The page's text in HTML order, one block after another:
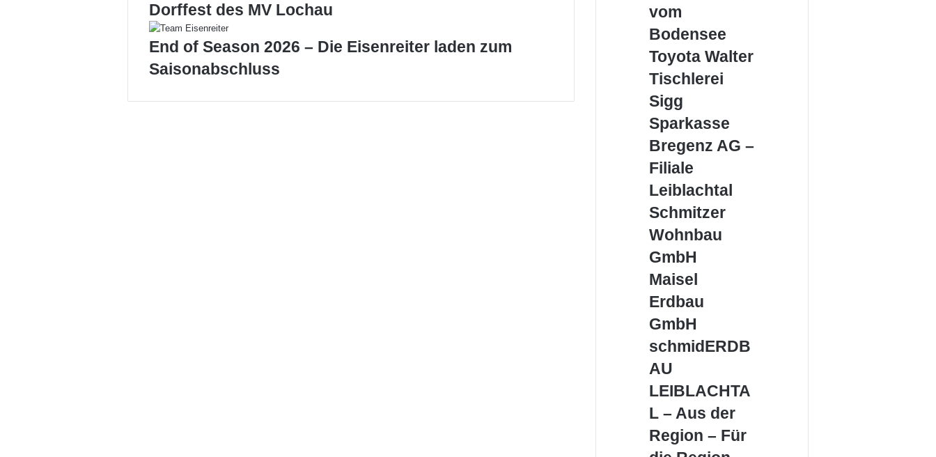
Dorffest des MV Lochau
End of Season 2026 – Die Eisenreiter laden zum
Saisonabschluss
vom
Bodensee
Toyota
Walter
Toyota Walter
Tischlerei
Tischlerei
Sigg
Sparkasse
Bregenz
AG
–
Leiblachtal
Sparkasse
Bregenz AG –
Filiale
Leiblachtal
Schmitzer
GmbH
Schmitzer
Wohnbau
GmbH
Maisel
GmbH
Maisel
Erdbau
GmbH
schmidERDBAU
–
Aus
Region
–
Für
schmidERDB
AU
LEIBLACHTA
L – Aus der
Region – Für